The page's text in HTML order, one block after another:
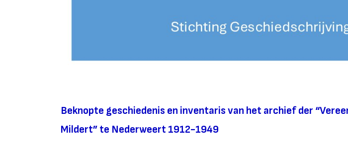
Beknopte geschiedenis en inventaris van het archief der
Mildert” te Nederweert 1912-1949